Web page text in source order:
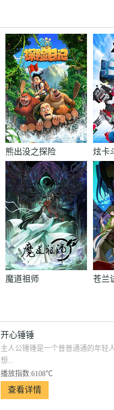
熊出没之探险
日记
炫卡
魔道祖师
苍兰
开心锤锤
主人公锤锤是一个普普通通的年轻
想...
播放指数:6108℃
查看详情